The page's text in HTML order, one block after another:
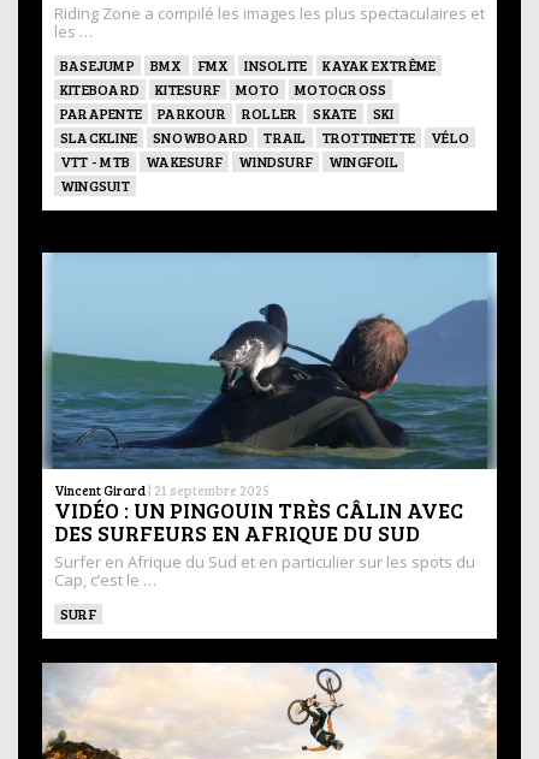
Riding Zone a compilé les images les plus spectaculaires et
les …
BASEJUMP BMX FMX INSOLITE
KAYAK EXTRÊME
KITEBOARD
KITESURF MOTO
MOTOCROSS
PARAPENTE
PARKOUR ROLLER SKATE
SKI
SLACKLINE
SNOWBOARD TRAIL TROTTINETTE
VÉLO
VTT - MTB
WAKESURF WINDSURF
WINGFOIL
WINGSUIT
Vincent Girard | 21 septembre 2025
VIDÉO : UN PINGOUIN TRÈS CÂLIN AVEC
DES SURFEURS EN AFRIQUE DU SUD
Surfer en Afrique du Sud et en particulier sur les spots du
Cap, c’est le …
SURF